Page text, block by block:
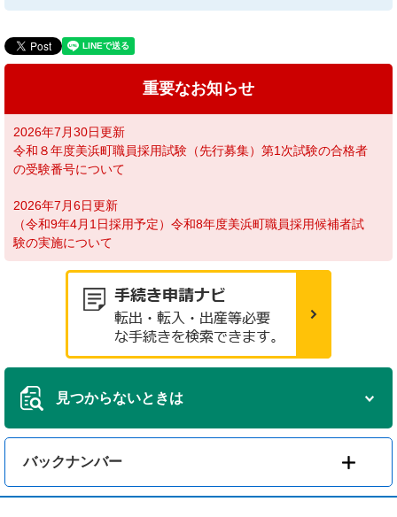
重要なお知らせ
2026年7月30日更新
令和８年度美浜町職員採用試験（先行募集）第1次試験の合格者
の受験番号について
2026年7月6日更新
（令和9年4月1日採用予定）令和8年度美浜町職員採用候補者試
験の実施について
見つからないときは
バックナンバー